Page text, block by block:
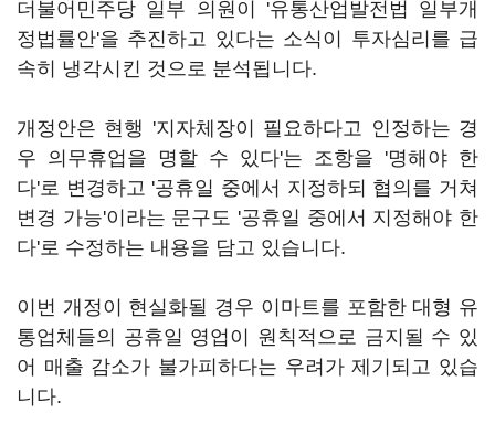
더불어민주당 일부 의원이 '유통산업발전법 일부개
정법률안'을 추진하고 있다는 소식이 투자심리를 급
속히 냉각시킨 것으로 분석됩니다.
개정안은 현행 '지자체장이 필요하다고 인정하는 경
우 의무휴업을 명할 수 있다'는 조항을 '명해야 한
다'로 변경하고 '공휴일 중에서 지정하되 협의를 거쳐
변경 가능'이라는 문구도 '공휴일 중에서 지정해야 한
다'로 수정하는 내용을 담고 있습니다.
이번 개정이 현실화될 경우 이마트를 포함한 대형 유
통업체들의 공휴일 영업이 원칙적으로 금지될 수 있
어 매출 감소가 불가피하다는 우려가 제기되고 있습
니다.